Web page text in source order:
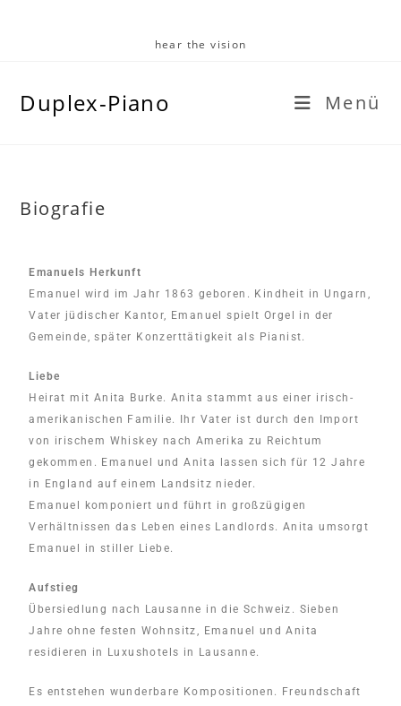
hear the vision
Duplex-Piano Menü
Biografie
Emanuels Herkunft
Emanuel wird im Jahr 1863 geboren. Kindheit in Ungarn,
Vater jüdischer Kantor, Emanuel spielt Orgel in der
Gemeinde, später Konzerttätigkeit als Pianist.
Liebe
Heirat mit Anita Burke. Anita stammt aus einer irisch-
amerikanischen Familie. Ihr Vater ist durch den Import
von irischem Whiskey nach Amerika zu Reichtum
gekommen. Emanuel und Anita lassen sich für 12 Jahre
in England auf einem Landsitz nieder.
Emanuel komponiert und führt in großzügigen
Verhältnissen das Leben eines Landlords. Anita umsorgt
Emanuel in stiller Liebe.
Aufstieg
Übersiedlung nach Lausanne in die Schweiz. Sieben
Jahre ohne festen Wohnsitz, Emanuel und Anita
residieren in Luxushotels in Lausanne.
Es entstehen wunderbare Kompositionen. Freundschaft